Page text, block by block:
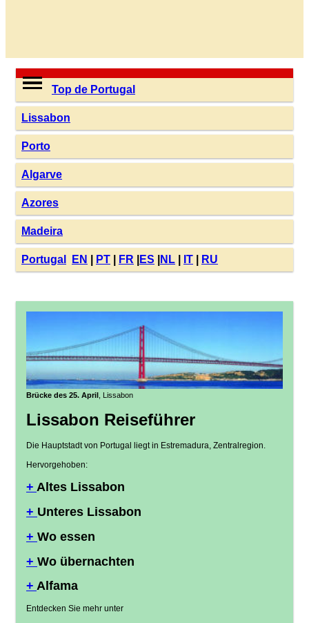
Top de Portugal
Lissabon
Porto
Algarve
Azores
Madeira
Portugal EN PT FR ES NL IT RU
Brücke des 25. April , Lissabon
Lissabon Reiseführer
Die Hauptstadt von Portugal liegt in Estremadura, Zentralregion.
Hervorgehoben:
+ Altes Lissabon
+ Unteres Lissabon
+ Wo essen
+ Wo übernachten
+ Alfama
Entdecken Sie mehr unter